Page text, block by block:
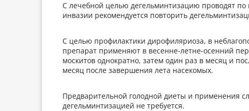
С лечебной целью дегельминтизацию проводят
инвазии рекомендуется повторить
С целью профилактики дирофиляриоза, в
препарат применяют в весенне-летне-осенний
москитов однократно, затем один раз в месяц и
месяц после завершения лета насекомых.
Предварительной голодной диеты и применения
дегельминтизацией не требуется.